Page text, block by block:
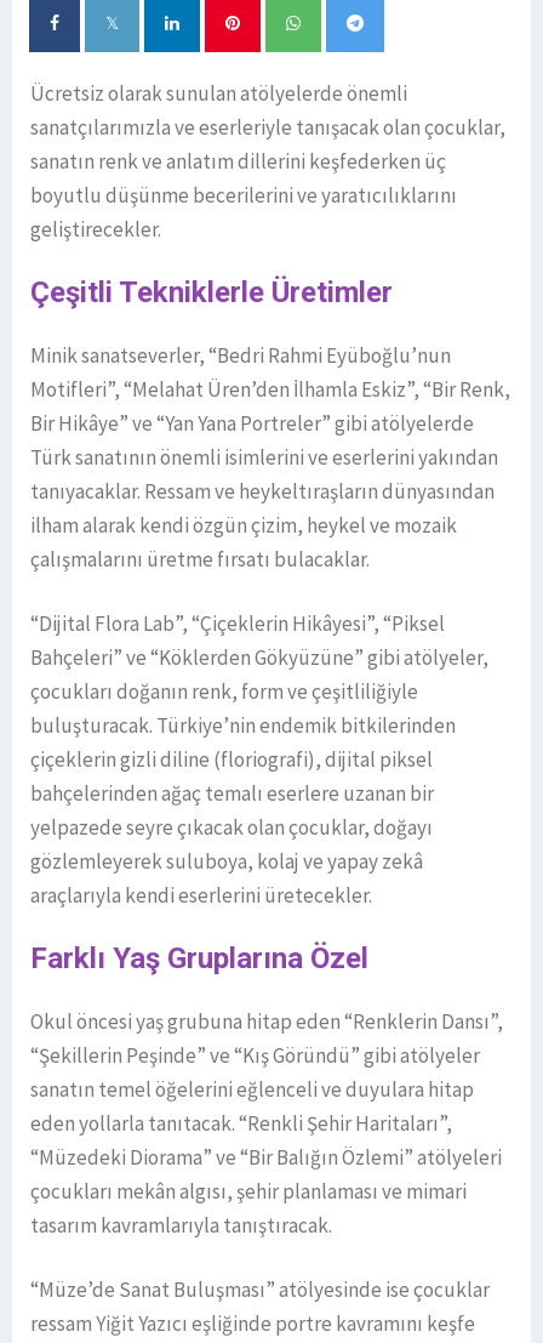
Ücretsiz olarak sunulan atölyelerde önemli
sanatçılarımızla ve eserleriyle tanışacak olan çocuklar,
sanatın renk ve anlatım dillerini keşfederken üç
boyutlu düşünme becerilerini ve yaratıcılıklarını
geliştirecekler.
Çeşitli Tekniklerle Üretimler
Minik sanatseverler, “Bedri Rahmi Eyüboğlu’nun
Motifleri”, “Melahat Üren’den İlhamla Eskiz”, “Bir Renk,
Bir Hikâye” ve “Yan Yana Portreler” gibi atölyelerde
Türk sanatının önemli isimlerini ve eserlerini yakından
tanıyacaklar. Ressam ve heykeltıraşların dünyasından
ilham alarak kendi özgün çizim, heykel ve mozaik
çalışmalarını üretme fırsatı bulacaklar.
“Dijital Flora Lab”, “Çiçeklerin Hikâyesi”, “Piksel
Bahçeleri” ve “Köklerden Gökyüzüne” gibi atölyeler,
çocukları doğanın renk, form ve çeşitliliğiyle
buluşturacak. Türkiye’nin endemik bitkilerinden
çiçeklerin gizli diline (floriografi), dijital piksel
bahçelerinden ağaç temalı eserlere uzanan bir
yelpazede seyre çıkacak olan çocuklar, doğayı
gözlemleyerek suluboya, kolaj ve yapay zekâ
araçlarıyla kendi eserlerini üretecekler.
Farklı Yaş Gruplarına Özel
Okul öncesi yaş grubuna hitap eden “Renklerin Dansı”,
“Şekillerin Peşinde” ve “Kış Göründü” gibi atölyeler
sanatın temel öğelerini eğlenceli ve duyulara hitap
eden yollarla tanıtacak. “Renkli Şehir Haritaları”,
“Müzedeki Diorama” ve “Bir Balığın Özlemi” atölyeleri
çocukları mekân algısı, şehir planlaması ve mimari
tasarım kavramlarıyla tanıştıracak.
“Müze’de Sanat Buluşması” atölyesinde ise çocuklar
ressam Yiğit Yazıcı eşliğinde portre kavramını keşfe